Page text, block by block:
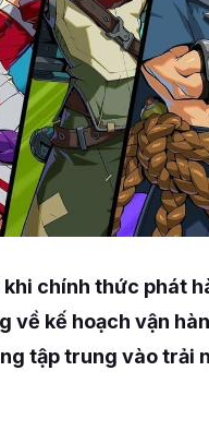
chính thức phát
về kế hoạch vận
tập trung vào